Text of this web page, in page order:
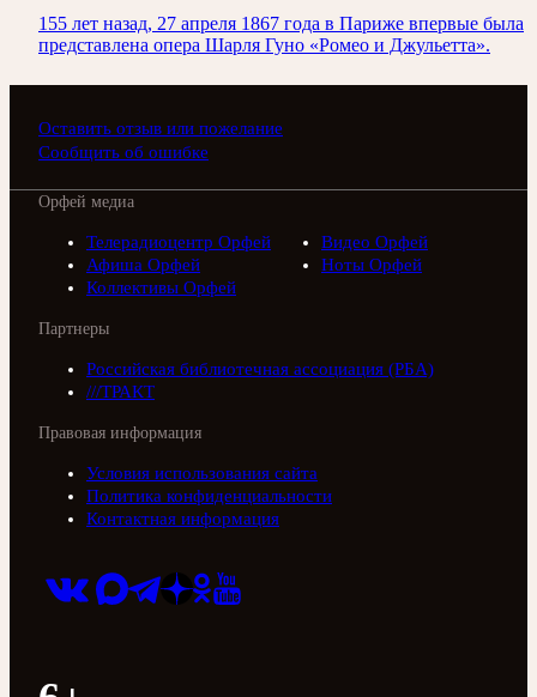
155 лет назад, 27 апреля 1867 года в Париже впервые была
представлена опера Шарля Гуно «Ромео и Джульетта».
Оставить отзыв или пожелание
Сообщить об ошибке
Орфей медиа
Телерадиоцентр Орфей
Видео Орфей
Афиша Орфей
Ноты Орфей
Коллективы Орфей
Партнеры
Российская библиотечная ассоциация (РБА)
///ТРАКТ
Правовая информация
Условия использования сайта
Политика конфиденциальности
Контактная информация